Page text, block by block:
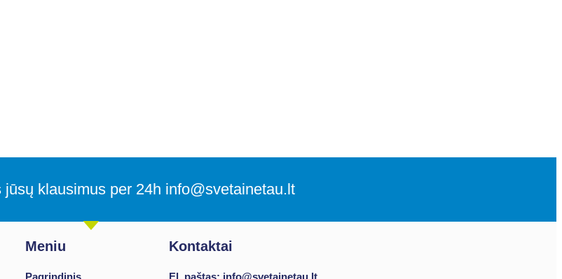
klausimus per 24h info@svetainetau.lt
Meniu
Pagrindinis
Kontaktai
El. paštas: info@svetainetau.lt